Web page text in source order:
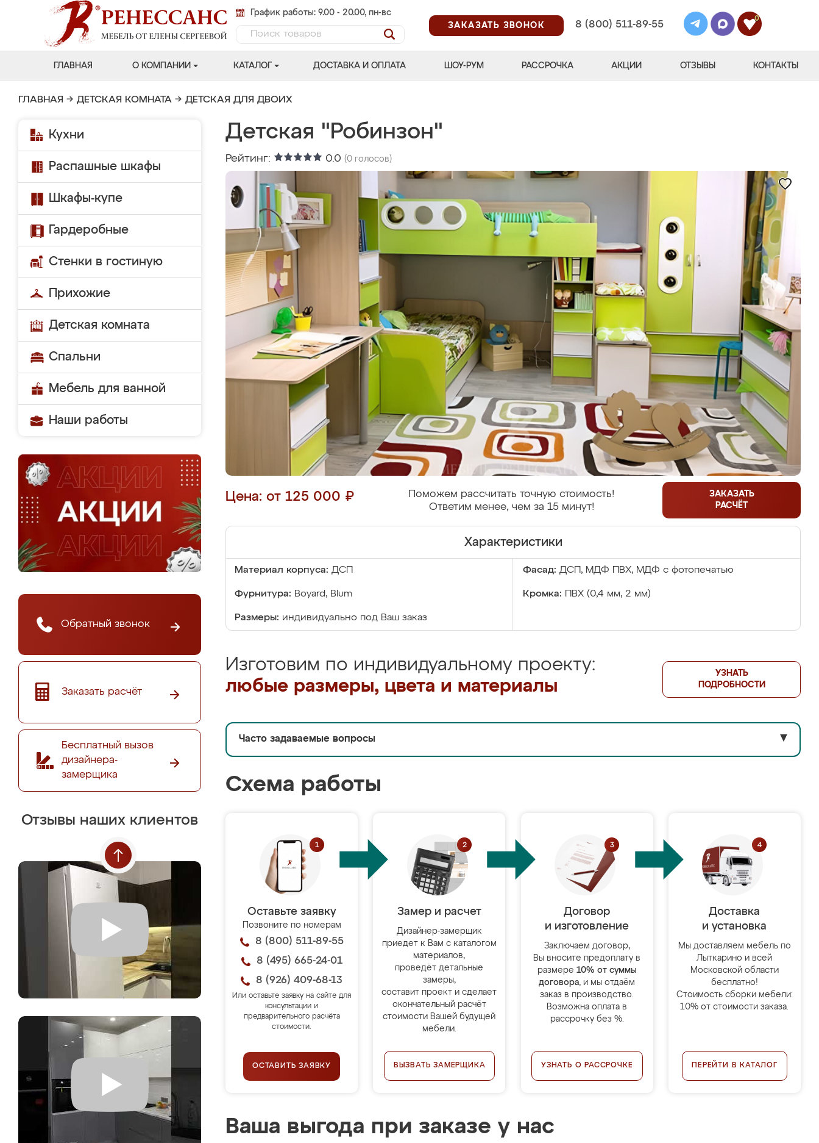
График работы: 9.00 - 20.00, пн-вс
ЗАКАЗАТЬ ЗВОНОК
8 (800) 511-89-55
0
ГЛАВНАЯ О КОМПАНИИ КАТАЛОГ ДОСТАВКА И ОПЛАТА ШОУ-РУМ РАССРОЧКА АКЦИИ ОТЗЫВЫ КОНТАКТЫ
ГЛАВНАЯ → ДЕТСКАЯ КОМНАТА → ДЕТСКАЯ ДЛЯ ДВОИХ
Кухни
Распашные шкафы
Шкафы-купе
Гардеробные
Стенки в гостиную
Прихожие
Детская комната
Спальни
Мебель для ванной
Наши работы
Обратный звонок
Заказать расчёт
Бесплатный вызов
дизайнера-
замерщика
Отзывы наших клиентов
Детская "Робинзон"
Рейтинг: 0.0 (0 голосов)
Цена: от 125 000 ₽
Поможем рассчитать точную стоимость!
Ответим менее, чем за 15 минут!
ЗАКАЗАТЬ
РАСЧЁТ
Характеристики
Материал корпуса: ДСП Фасад: ДСП, МДФ ПВХ, МДФ с фотопечатью
Фурнитура: Boyard, Blum Кромка: ПВХ (0,4 мм, 2 мм)
Размеры: индивидуально под Ваш заказ
Изготовим по индивидуальному проекту:
любые размеры, цвета и материалы
УЗНАТЬ
ПОДРОБНОСТИ
Часто задаваемые вопросы ▼
Схема работы
Оставьте заявку
Позвоните по номерам
8 (800) 511-89-55
8 (495) 665-24-01
8 (926) 409-68-13
Или оставьте заявку на сайте для
консультации и
предварительного расчёта
стоимости.
ОСТАВИТЬ ЗАЯВКУ
Замер и расчет
Дизайнер-замерщик
приедет к Вам с каталогом
материалов,
проведёт детальные
замеры,
составит проект и сделает
окончательный расчёт
стоимости Вашей будущей
мебели.
ВЫЗВАТЬ ЗАМЕРЩИКА
Договор
и изготовление
Заключаем договор,
Вы вносите предоплату в
размере 10% от суммы
договора, и мы отдаём
заказ в производство.
Возможна оплата в
рассрочку без %.
УЗНАТЬ О РАССРОЧКЕ
Доставка
и установка
Мы доставляем мебель по
Лыткарино и всей
Московской области
бесплатно!
Стоимость сборки мебели:
10% от стоимости заказа.
ПЕРЕЙТИ В КАТАЛОГ
Ваша выгода при заказе у нас